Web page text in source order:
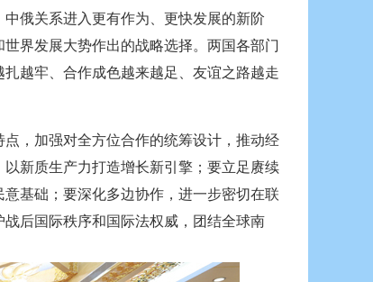
俄关系进入更有作为、更快发展的新阶
界发展大势作出的战略选择。两国各部门
越牢、合作成色越来越足、友谊之路越走
，加强对全方位合作的统筹设计，推动经
新质生产力打造增长新引擎；要立足赓续
基础；要深化多边协作，进一步密切在联
后国际秩序和国际法权威，团结全球南